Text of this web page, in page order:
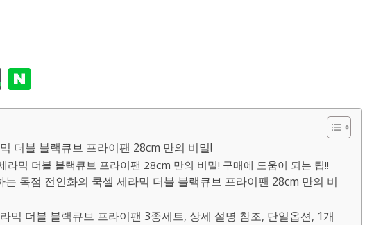
더블 블랙큐브 프라이팬 28cm 만의 비밀!
라믹 더블 블랙큐브 프라이팬 28cm 만의 비밀! 구매에 도움이 되는 팁!!
독점 전인화의 쿡셀 세라믹 더블 블랙큐브 프라이팬 28cm 만의 비
믹 더블 블랙큐브 프라이팬 3종세트, 상세 설명 참조, 단일옵션, 1개